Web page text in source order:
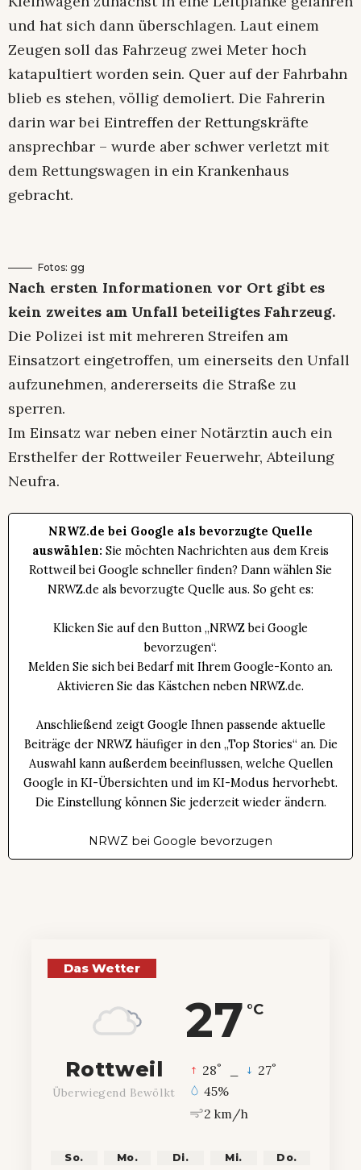
und hat sich dann überschlagen. Laut einem
Zeugen soll das Fahrzeug zwei Meter hoch
katapultiert worden sein. Quer auf der Fahrbahn
blieb es stehen, völlig demoliert. Die Fahrerin
darin war bei Eintreffen der Rettungskräfte
ansprechbar – wurde aber schwer verletzt mit
dem Rettungswagen in ein Krankenhaus
gebracht.
Fotos: gg
Nach ersten Informationen vor Ort gibt es
kein zweites am Unfall beteiligtes Fahrzeug.
Die Polizei ist mit mehreren Streifen am
Einsatzort eingetroffen, um einerseits den Unfall
aufzunehmen, andererseits die Straße zu
sperren.
Im Einsatz war neben einer Notärztin auch ein
Ersthelfer der Rottweiler Feuerwehr, Abteilung
Neufra.
NRWZ.de bei Google als bevorzugte Quelle
auswählen: Sie möchten Nachrichten aus dem Kreis
Rottweil bei Google schneller finden? Dann wählen Sie
NRWZ.de als bevorzugte Quelle aus. So geht es:
Klicken Sie auf den Button „NRWZ bei Google
bevorzugen“.
Melden Sie sich bei Bedarf mit Ihrem Google-Konto an.
Aktivieren Sie das Kästchen neben NRWZ.de.
Anschließend zeigt Google Ihnen passende aktuelle
Beiträge der NRWZ häufiger in den „Top Stories“ an. Die
Auswahl kann außerdem beeinflussen, welche Quellen
Google in KI-Übersichten und im KI-Modus hervorhebt.
Die Einstellung können Sie jederzeit wieder ändern.
NRWZ bei Google bevorzugen
Das Wetter
27 °C
Rottweil
Überwiegend Bewölkt
28° 27°
45%
2 km/h
So. Mo. Di. Mi. Do.